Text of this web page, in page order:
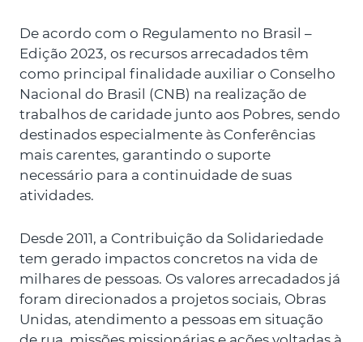
De acordo com o Regulamento no Brasil –
Edição 2023, os recursos arrecadados têm
como principal finalidade auxiliar o Conselho
Nacional do Brasil (CNB) na realização de
trabalhos de caridade junto aos Pobres, sendo
destinados especialmente às Conferências
mais carentes, garantindo o suporte
necessário para a continuidade de suas
atividades.
Desde 2011, a Contribuição da Solidariedade
tem gerado impactos concretos na vida de
milhares de pessoas. Os valores arrecadados já
foram direcionados a projetos sociais, Obras
Unidas, atendimento a pessoas em situação